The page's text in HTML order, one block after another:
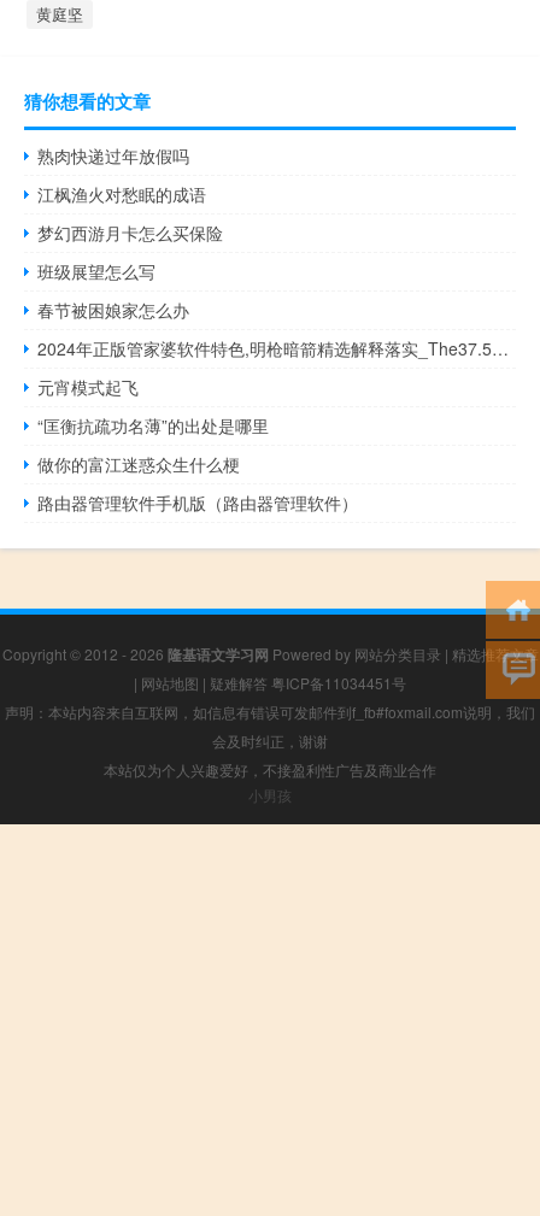
黄庭坚
猜你想看的文章
熟肉快递过年放假吗
江枫渔火对愁眠的成语
梦幻西游月卡怎么买保险
班级展望怎么写
春节被困娘家怎么办
2024年正版管家婆软件特色,明枪暗箭精选解释落实_The37.54.9
元宵模式起飞
“匡衡抗疏功名薄”的出处是哪里
做你的富江迷惑众生什么梗
路由器管理软件手机版（路由器管理软件）
Copyright © 2012 - 2026 隆基语文学习网 Powered by 网站分类目录 | 精选推荐文章
| 网站地图 | 疑难解答 粤ICP备11034451号
声明：本站内容来自互联网，如信息有错误可发邮件到f_fb#foxmail.com说明，我们
会及时纠正，谢谢
本站仅为个人兴趣爱好，不接盈利性广告及商业合作
小男孩